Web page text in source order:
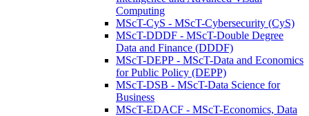
Computing
MScT-CyS - MScT-Cybersecurity (CyS)
MScT-DDDF - MScT-Double Degree
Data and Finance (DDDF)
MScT-DEPP - MScT-Data and Economics
for Public Policy (DEPP)
MScT-DSB - MScT-Data Science for
Business
MScT-EDACF - MScT-Economics, Data